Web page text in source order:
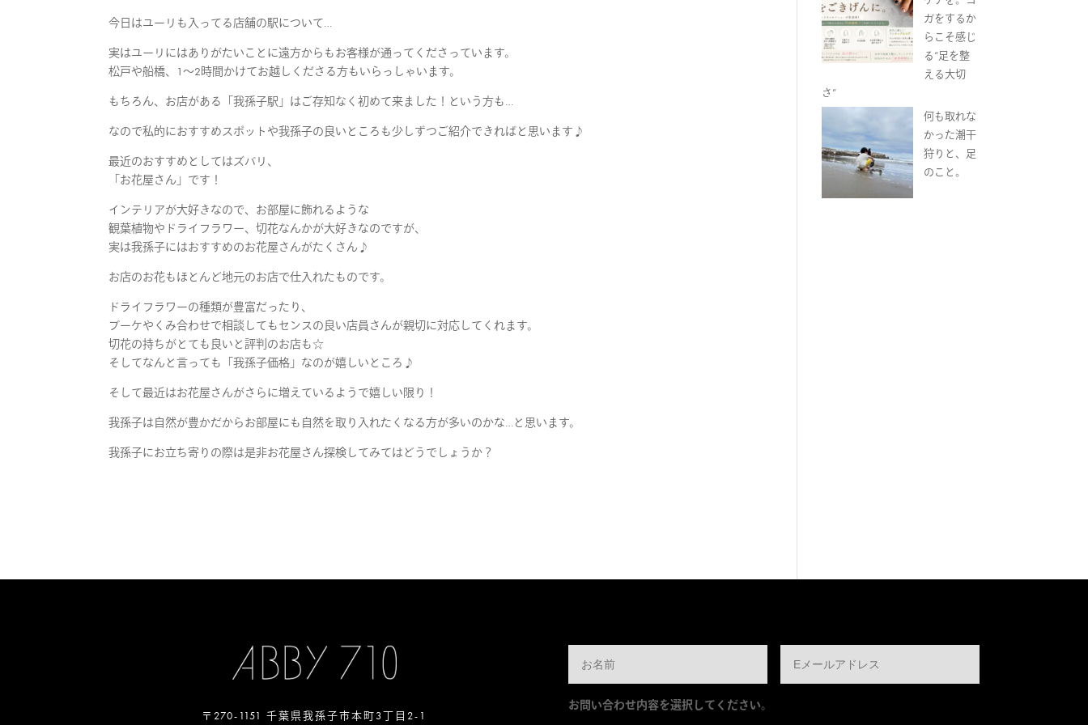
今日はユーリも入ってる店舗の駅について…
実はユーリにはありがたいことに遠方からもお客様が通ってくださっています。
松戸や船橋、1〜2時間かけてお越しくださる方もいらっしゃいます。
もちろん、お店がある「我孫子駅」はご存知なく初めて来ました！という方も…
なので私的におすすめスポットや我孫子の良いところも少しずつご紹介できればと思います♪
最近のおすすめとしてはズバリ、
「お花屋さん」です！
インテリアが大好きなので、お部屋に飾れるような
観葉植物やドライフラワー、切花なんかが大好きなのですが、
実は我孫子にはおすすめのお花屋さんがたくさん♪
お店のお花もほとんど地元のお店で仕入れたものです。
ドライフラワーの種類が豊富だったり、
ブーケやくみ合わせで相談してもセンスの良い店員さんが親切に対応してくれます。
切花の持ちがとても良いと評判のお店も☆
そしてなんと言っても「我孫子価格」なのが嬉しいところ♪
そして最近はお花屋さんがさらに増えているようで嬉しい限り！
我孫子は自然が豊かだからお部屋にも自然を取り入れたくなる方が多いのかな…と思います。
我孫子にお立ち寄りの際は是非お花屋さん探検してみてはどうでしょうか？
ガをするか
らこそ感じ
る“足を整
える大切
さ”
何も取れな
かった潮干
狩りと、足
のこと。
〒270-1151 千葉県我孫子市本町3丁目2-1
お問い合わせ内容を選択してください。